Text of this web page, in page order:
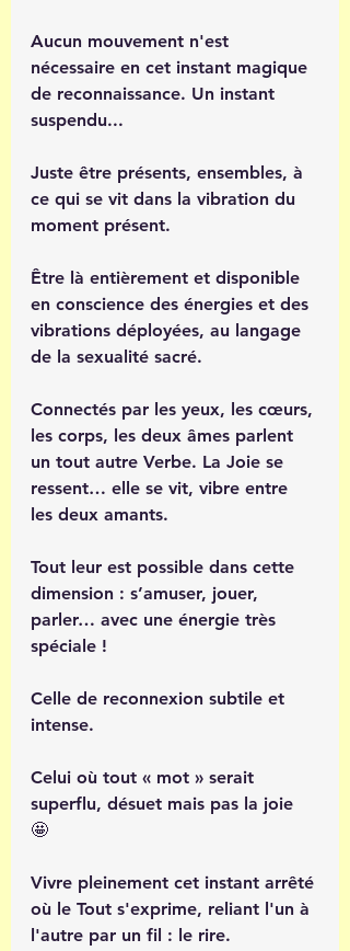
Aucun mouvement n'est
nécessaire en cet instant magique
de reconnaissance. Un instant
suspendu...
Juste être présents, ensembles, à
ce qui se vit dans la vibration du
moment présent.
Être là entièrement et disponible
en conscience des énergies et des
vibrations déployées, au langage
de la sexualité sacré.
Connectés par les yeux, les cœurs,
les corps, les deux âmes parlent
un tout autre Verbe. La Joie se
ressent… elle se vit, vibre entre
les deux amants.
Tout leur est possible dans cette
dimension : s’amuser, jouer,
parler… avec une énergie très
spéciale !
Celle de reconnexion subtile et
intense.
Celui où tout « mot » serait
superflu, désuet mais pas la joie
🤩
Vivre pleinement cet instant arrêté
où le Tout s'exprime, reliant l'un à
l'autre par un fil : le rire.